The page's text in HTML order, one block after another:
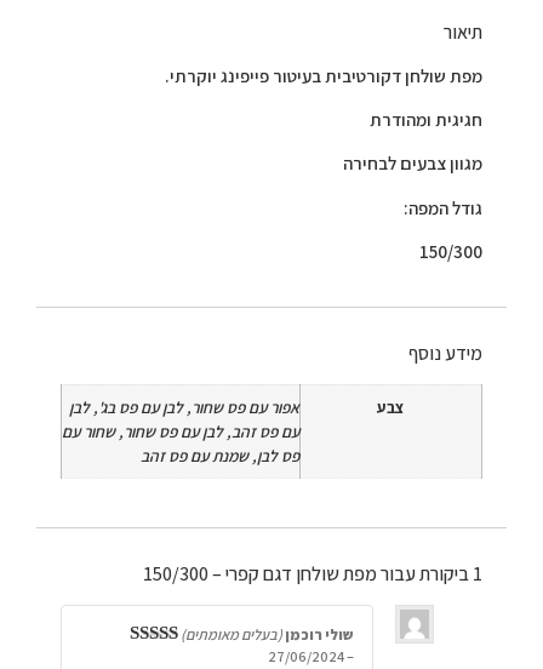
תיאור
מפת שולחן דקורטיבית בעיטור פייפינג יוקרתי.
חגיגית ומהודרת
מגוון צבעים לבחירה
גודל המפה:
150/300
מידע נוסף
צבע
אפור עם פס שחור, לבן עם פס בג', לבן
עם פס זהב, לבן עם פס שחור, שחור עם
פס לבן, שמנת עם פס זהב
1 ביקורת עבור מפת שולחן דגם קפרי – 150/300
שולי רוכמן(בעלים מאומתים)
–
27/06/2024